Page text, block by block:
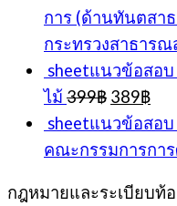
การ (ด้านทันตสา
กระทรวงสาธารณ
sheetแนวข้อสอ
ไม้ 399฿ Original
price
was:
399฿.
389฿
is:
sheetแนวข้อสอบ
คณะกรรมการกา
กฎหมายและระเบียบท้